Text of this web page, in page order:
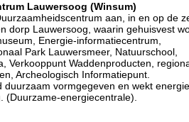
Lauwersoog (Winsum)
aan, in en op de
dorp Lauwersoog, waarin gehuisvest
Energie-informatiecentrum,
Park Lauwersmeer, Natuurschool,
Verkooppunt Waddenproducten,
Archeologisch Informatiepunt.
duurzaam vormgegeven en wekt
(Duurzame-energiecentrale).